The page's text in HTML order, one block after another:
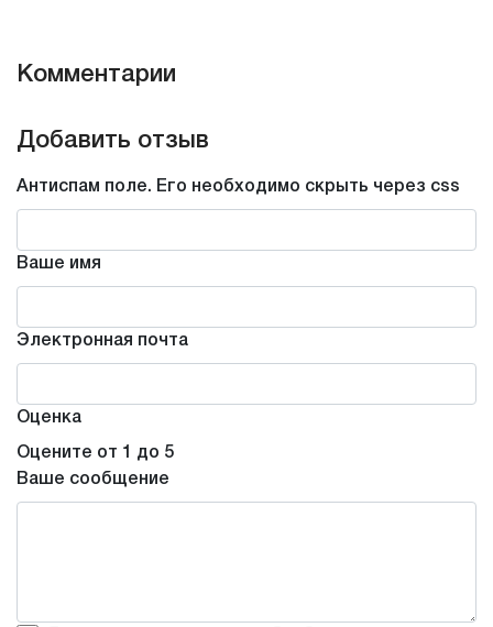
Комментарии
Добавить отзыв
Антиспам поле. Его необходимо скрыть через css
Ваше имя
Электронная почта
Оценка
Оцените от 1 до 5
Ваше сообщение